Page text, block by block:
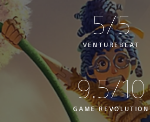
5/5
VENTUREBEAT
9.5/10
GAME REVOLUTION